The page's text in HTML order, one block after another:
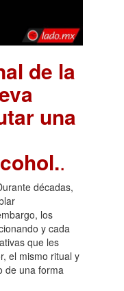
de la
una
.
décadas,
los
y cada
que les
el mismo ritual y
de una forma